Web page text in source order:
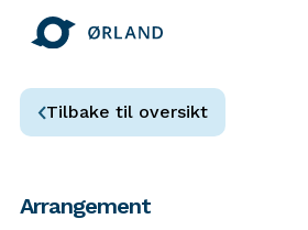
Tilbake til oversikt
Arrangement